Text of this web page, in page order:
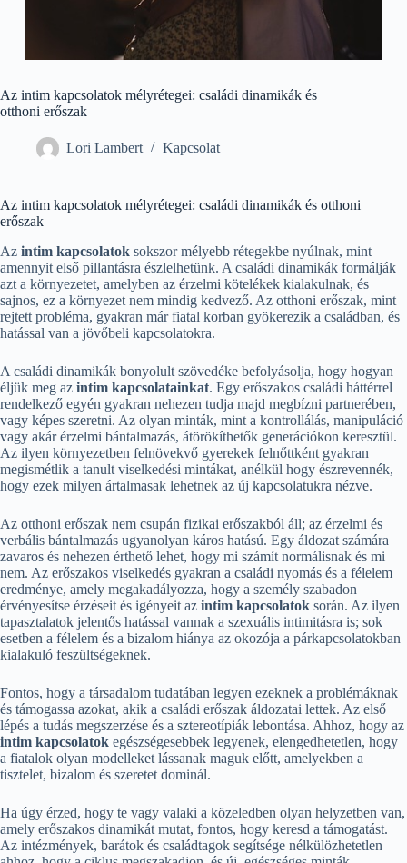
Az intim kapcsolatok mélyrétegei: családi dinamikák és
otthoni erőszak
Lori Lambert Kapcsolat
Az intim kapcsolatok mélyrétegei: családi dinamikák és otthoni
erőszak
Az intim kapcsolatok sokszor mélyebb rétegekbe nyúlnak, mint
amennyit első pillantásra észlelhetünk. A családi dinamikák formálják
azt a környezetet, amelyben az érzelmi kötelékek kialakulnak, és
sajnos, ez a környezet nem mindig kedvező. Az otthoni erőszak, mint
rejtett probléma, gyakran már fiatal korban gyökerezik a családban, és
hatással van a jövőbeli kapcsolatokra.
A családi dinamikák bonyolult szövedéke befolyásolja, hogy hogyan
éljük meg az intim kapcsolatainkat. Egy erőszakos családi háttérrel
rendelkező egyén gyakran nehezen tudja majd megbízni partnerében,
vagy képes szeretni. Az olyan minták, mint a kontrollálás, manipuláció
vagy akár érzelmi bántalmazás, átörökíthetők generációkon keresztül.
Az ilyen környezetben felnövekvő gyerekek felnőttként gyakran
megismétlik a tanult viselkedési mintákat, anélkül hogy észrevennék,
hogy ezek milyen ártalmasak lehetnek az új kapcsolatukra nézve.
Az otthoni erőszak nem csupán fizikai erőszakból áll; az érzelmi és
verbális bántalmazás ugyanolyan káros hatású. Egy áldozat számára
zavaros és nehezen érthető lehet, hogy mi számít normálisnak és mi
nem. Az erőszakos viselkedés gyakran a családi nyomás és a félelem
eredménye, amely megakadályozza, hogy a személy szabadon
érvényesítse érzéseit és igényeit az intim kapcsolatok során. Az ilyen
tapasztalatok jelentős hatással vannak a szexuális intimitásra is; sok
esetben a félelem és a bizalom hiánya az okozója a párkapcsolatokban
kialakuló feszültségeknek.
Fontos, hogy a társadalom tudatában legyen ezeknek a problémáknak
és támogassa azokat, akik a családi erőszak áldozatai lettek. Az első
lépés a tudás megszerzése és a sztereotípiák lebontása. Ahhoz, hogy az
intim kapcsolatok egészségesebbek legyenek, elengedhetetlen, hogy
a fiatalok olyan modelleket lássanak maguk előtt, amelyekben a
tisztelet, bizalom és szeretet dominál.
Ha úgy érzed, hogy te vagy valaki a közeledben olyan helyzetben van,
amely erőszakos dinamikát mutat, fontos, hogy keresd a támogatást.
Az intézmények, barátok és családtagok segítsége nélkülözhetetlen